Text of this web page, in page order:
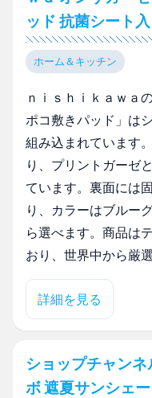
ッド 抗菌シート
ホーム＆キッチン
ｎｉｓｈｉｋａｗａ
ポコ敷きパッド」は
組み込まれています
り、プリントガーゼ
ています。裏面には
り、カラーはブルー
ら選べます。商品は
おり、世界中から厳
詳細を見る
ショップチャン
ボ 遮夏サンシェ